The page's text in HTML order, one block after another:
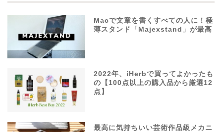
Macで文章を書くすべての人に！極
薄スタンド「Majexstand」が最高
2022年、iHerbで買ってよかったも
の【100点以上の購入品から厳選12
点】
最高に気持ちいい芸術作品級メカニ